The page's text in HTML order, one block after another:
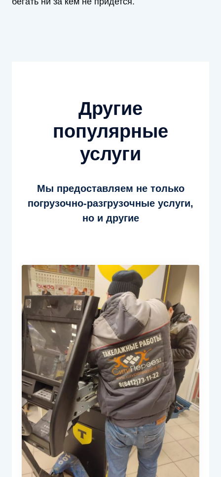
Другие
популярные
услуги
Мы предоставляем не только
погрузочно-разгрузочные услуги,
но и другие